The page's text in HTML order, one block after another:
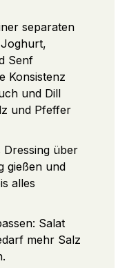
separaten
Senf
Konsistenz
und Dill
und Pfeffer
Dressing über
gießen und
alles
Salat
mehr Salz